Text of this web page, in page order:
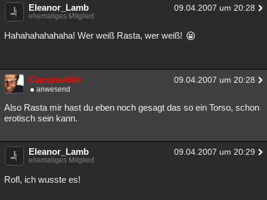
Eleanor_Lamb 09.04.2007 um 20:28
ehemaliges Mitglied
Hahahahahahaha! Wer weiß Rasta, wer weiß!
Capspauldin 09.04.2007 um 20:28
anwesend
Also Rasta mir hast du eben noch gesagt das so ein Torso, schon
erotisch sein kann.
Eleanor_Lamb 09.04.2007 um 20:29
ehemaliges Mitglied
Rofl, ich wusste es!